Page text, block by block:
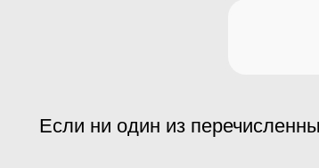
Если ни один из